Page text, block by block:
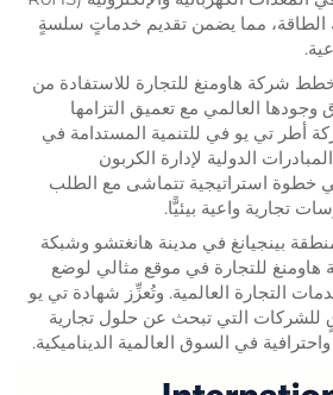
الطاقة، مما يضمن تقديم خدماتٍ سلسةٍ
شركة هاومنغ للتجارة للاستفادة من
العالمي مع تعميق التزامها
أطر تي يو في للتنمية المستدامة في
الدولية لإدارة الكربون
خطوة استراتيجية تتماشى مع الطلب
تجارية واعية بيئيًّا.
بينجيانغ في مدينة هانغتشو وشبكة
للتجارة في موقع مثالي لوضع
التجارة العالمية. وتُعزِّز شهادة تي يو
للشركات التي تبحث عن حلول تجارية
في السوق العالمية الديناميكية.